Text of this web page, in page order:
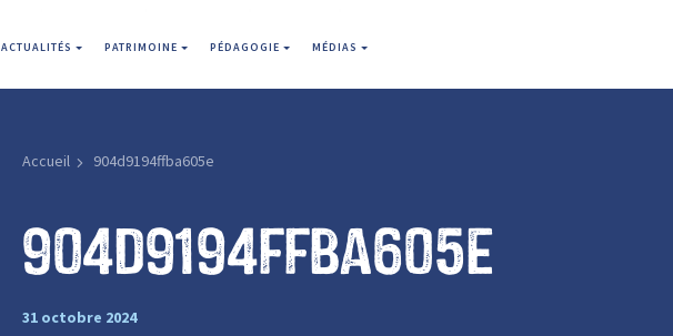
ACTUALITÉS PATRIMOINE PÉDAGOGIE MÉDIAS
Accueil 904d9194ffba605e
904d9194ffba605e
31 octobre 2024